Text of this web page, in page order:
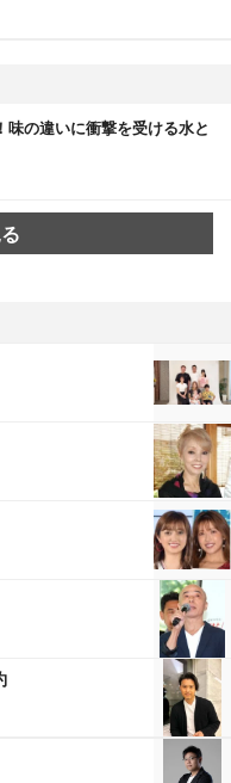
の違いに衝撃を受ける水と